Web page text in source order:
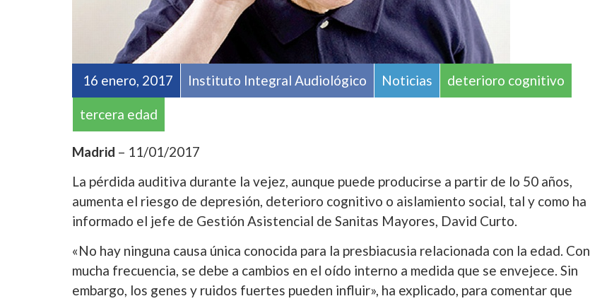
16 enero, 2017 Instituto Integral Audiológico Noticias deterioro cognitivo
tercera edad
Madrid – 11/01/2017
La pérdida auditiva durante la vejez, aunque puede producirse a partir de lo 50 años,
aumenta el riesgo de depresión, deterioro cognitivo o aislamiento social, tal y como ha
informado el jefe de Gestión Asistencial de Sanitas Mayores, David Curto.
«No hay ninguna causa única conocida para la presbiacusia relacionada con la edad. Con
mucha frecuencia, se debe a cambios en el oído interno a medida que se envejece. Sin
embargo, los genes y ruidos fuertes pueden influir», ha explicado, para comentar que